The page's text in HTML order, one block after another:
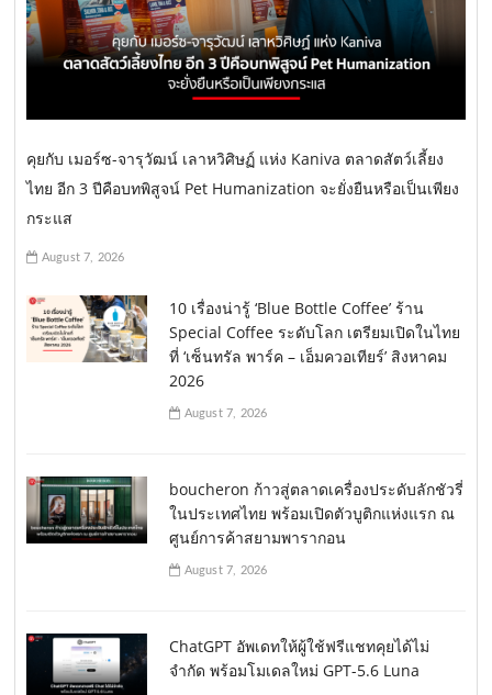
คุยกับ เมอร์ซ-จารุวัฒน์ เลาหวิศิษฏ์ แห่ง Kaniva ตลาดสัตว์เลี้ยง
ไทย อีก 3 ปีคือบทพิสูจน์ Pet Humanization จะยั่งยืนหรือเป็นเพียง
กระแส
August 7, 2026
10 เรื่องน่ารู้ ‘Blue Bottle Coffee’ ร้าน
Special Coffee ระดับโลก เตรียมเปิดในไทย
ที่ ‘เซ็นทรัล พาร์ค – เอ็มควอเทียร์’ สิงหาคม
2026
August 7, 2026
boucheron ก้าวสู่ตลาดเครื่องประดับลักชัวรี่
ในประเทศไทย พร้อมเปิดตัวบูติกแห่งแรก ณ
ศูนย์การค้าสยามพารากอน
August 7, 2026
ChatGPT อัพเดทให้ผู้ใช้ฟรีแชทคุยได้ไม่
จำกัด พร้อมโมเดลใหม่ GPT-5.6 Luna